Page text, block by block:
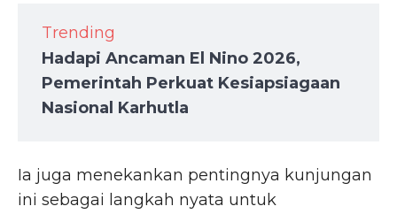
Trending
Hadapi Ancaman El Nino 2026,
Pemerintah Perkuat Kesiapsiagaan
Nasional Karhutla
Ia juga menekankan pentingnya kunjungan
ini sebagai langkah nyata untuk